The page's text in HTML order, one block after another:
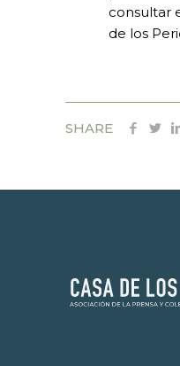
consultar
de los
SHARE